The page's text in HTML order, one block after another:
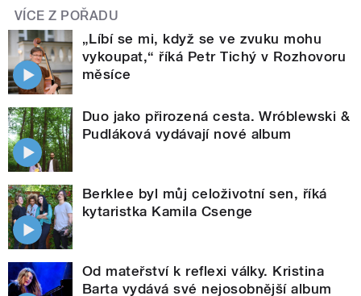
VÍCE Z POŘADU
„Líbí se mi, když se ve zvuku mohu
vykoupat,“ říká Petr Tichý v Rozhovoru
měsíce
Duo jako přirozená cesta. Wróblewski &
Pudláková vydávají nové album
Berklee byl můj celoživotní sen, říká
kytaristka Kamila Csenge
Od mateřství k reflexi války. Kristina
Barta vydává své nejosobnější album